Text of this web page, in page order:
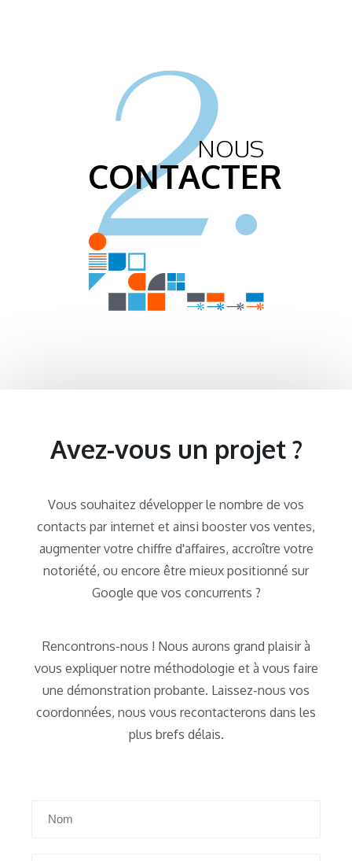
2.
NOUS
CONTACTER
Avez-vous un projet ?
Vous souhaitez développer le nombre de vos
contacts par internet et ainsi booster vos ventes,
augmenter votre chiffre d'affaires, accroître votre
notoriété, ou encore être mieux positionné sur
Google que vos concurrents ?
Rencontrons-nous ! Nous aurons grand plaisir à
vous expliquer notre méthodologie et à vous faire
une démonstration probante. Laissez-nous vos
coordonnées, nous vous recontacterons dans les
plus brefs délais.